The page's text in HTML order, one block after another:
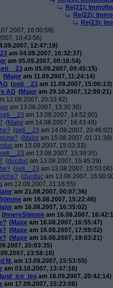
Re(21):
Re(22):
Re(23):
16:00:58)
10:43:56)
12:47:19)
am 04.09.2007, 16:32:37)
am 05.09.2007, 00:16:54)
am 05.09.2007, 09:45:15)
(Major am 11.09.2007, 11:24:14)
(seti__23 am 11.09.2007, 15:06:13)
AG (Major am 29.10.2007, 12:09:21)
12.08.2007, 20:33:42)
am 13.08.2007, 13:30:30)
seti__23 am 13.08.2007, 14:52:00)
(Major am 14.08.2007, 16:43:49)
(seti__23 am 14.08.2007, 20:46:02)
(Major am 15.08.2007, 01:31:38)
am 13.08.2007, 15:03:33)
seti__23 am 13.08.2007, 15:39:35)
(ducduc am 13.08.2007, 15:45:29)
(seti__23 am 13.08.2007, 15:53:06)
(ducduc am 13.08.2007,
am 12.08.2007, 21:18:55)
am 21.08.2007, 00:07:36)
am 16.08.2007, 15:22:46)
am 16.08.2007, 16:35:02)
( InnereStimme am 16.08.2007,
(Major am 16.08.2007, 16:55:47)
(Major am 16.08.2007, 17:59:02)
(Major am 16.08.2007, 19:03:21)
20:03:35)
23:58:18)
M. am 13.09.2007, 15:53:55)
am 03.10.2007, 13:47:16)
am 16.09.2007, 20:42:14)
am 17.09.2007, 15:23:06)